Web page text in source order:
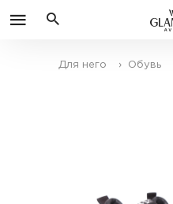
Для него › Обувь